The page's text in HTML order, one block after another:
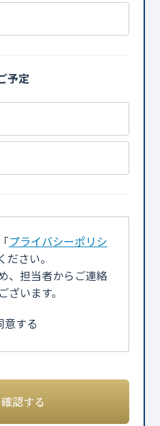
予定
プライバシーポリシ
さい。
、担当者からご連絡
います。
意する
認する